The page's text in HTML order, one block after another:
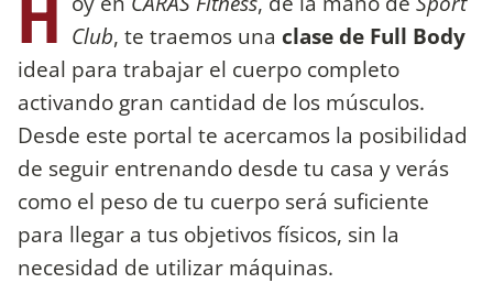
H
Club, te traemos una clase de Full Body
ideal para trabajar el cuerpo completo
activando gran cantidad de los músculos.
Desde este portal te acercamos la posibilidad
de seguir entrenando desde tu casa y verás
como el peso de tu cuerpo será suficiente
para llegar a tus objetivos físicos, sin la
necesidad de utilizar máquinas.